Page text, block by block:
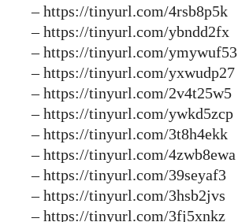
– https://tinyurl.com/4rsb8p5k
– https://tinyurl.com/ybndd2fx
– https://tinyurl.com/ymywuf53
– https://tinyurl.com/yxwudp27
– https://tinyurl.com/2v4t25w5
– https://tinyurl.com/ywkd5zcp
– https://tinyurl.com/3t8h4ekk
– https://tinyurl.com/4zwb8ewa
– https://tinyurl.com/39seyaf3
– https://tinyurl.com/3hsb2jvs
– https://tinyurl.com/3fj5xnkz